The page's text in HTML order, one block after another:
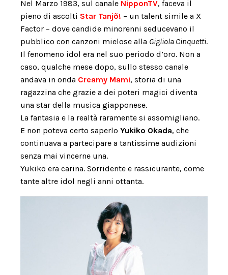
Nel Marzo 1983, sul canale NipponTV, faceva il
pieno di ascolti Star Tanjõ! – un talent simile a X
Factor – dove candide minorenni seducevano il
pubblico con canzoni mielose alla Gigliola Cinquetti.
Il fenomeno idol era nel suo periodo d’oro. Non a
caso, qualche mese dopo, sullo stesso canale
andava in onda Creamy Mami, storia di una
ragazzina che grazie a dei poteri magici diventa
una star della musica giapponese.
La fantasia e la realtà raramente si assomigliano.
E non poteva certo saperlo Yukiko Okada, che
continuava a partecipare a tantissime audizioni
senza mai vincerne una.
Yukiko era carina. Sorridente e rassicurante, come
tante altre idol negli anni ottanta.